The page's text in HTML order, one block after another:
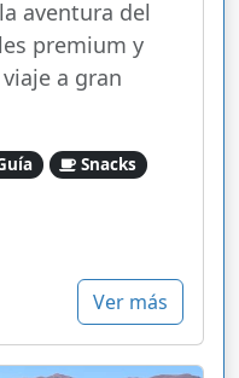
aventura del
premium y
a gran
Snacks
Ver más